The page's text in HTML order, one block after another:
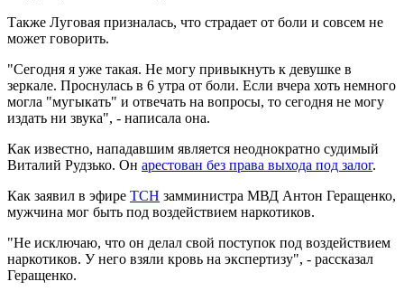
Также Луговая призналась, что страдает от боли и совсем не
может говорить.
"Сегодня я уже такая. Не могу привыкнуть к девушке в
зеркале. Проснулась в 6 утра от боли. Если вчера хоть немного
могла "мугыкать" и отвечать на вопросы, то сегодня не могу
издать ни звука", - написала она.
Как известно, нападавшим является неоднократно судимый
Виталий Рудзько. Он арестован без права выхода под залог.
Как заявил в эфире ТСН замминистра МВД Антон Геращенко,
мужчина мог быть под воздействием наркотиков.
"Не исключаю, что он делал свой поступок под воздействием
наркотиков. У него взяли кровь на экспертизу", - рассказал
Геращенко.